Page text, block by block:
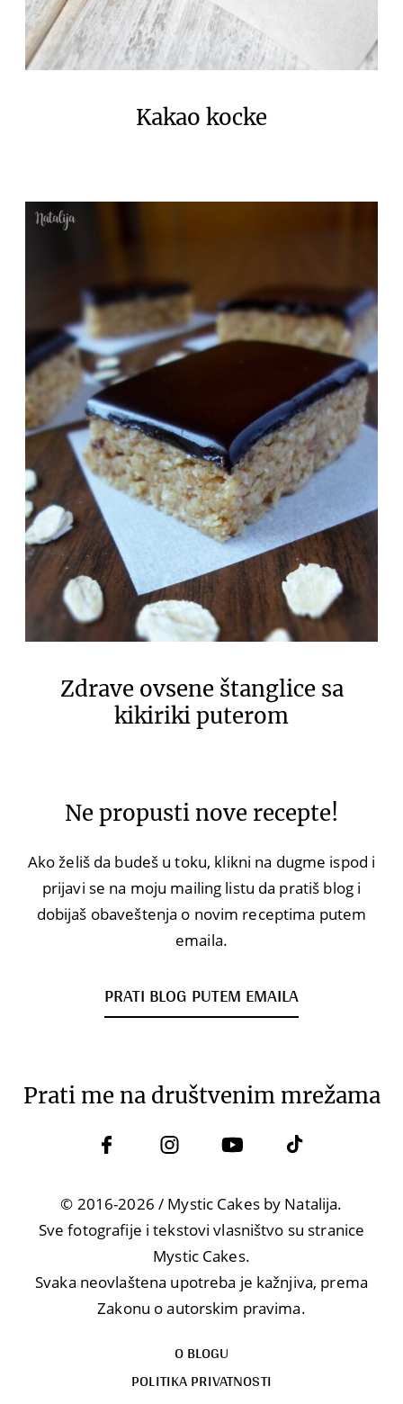
Kakao kocke
Zdrave ovsene štanglice sa
kikiriki puterom
Ne propusti nove recepte!
Ako želiš da budeš u toku, klikni na dugme ispod i
prijavi se na moju mailing listu da pratiš blog i
dobijaš obaveštenja o novim receptima putem
emaila.
PRATI BLOG PUTEM EMAILA
Prati me na društvenim mrežama
© 2016-2026 / Mystic Cakes by Natalija.
Sve fotografije i tekstovi vlasništvo su stranice
Mystic Cakes.
Svaka neovlaštena upotreba je kažnjiva, prema
Zakonu o autorskim pravima.
O BLOGU
POLITIKA PRIVATNOSTI